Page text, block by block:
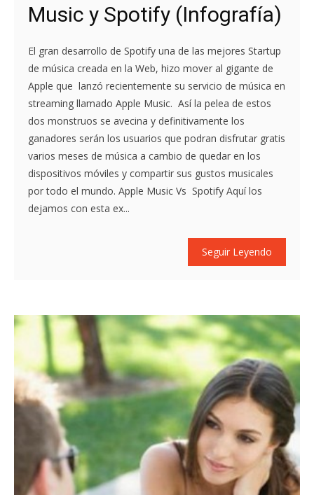
Music y Spotify (Infografía)
El gran desarrollo de Spotify una de las mejores Startup
de música creada en la Web, hizo mover al gigante de
Apple que lanzó recientemente su servicio de música en
streaming llamado Apple Music. Así la pelea de estos
dos monstruos se avecina y definitivamente los
ganadores serán los usuarios que podran disfrutar gratis
varios meses de música a cambio de quedar en los
dispositivos móviles y compartir sus gustos musicales
por todo el mundo. Apple Music Vs Spotify Aquí los
dejamos con esta ex...
Seguir Leyendo